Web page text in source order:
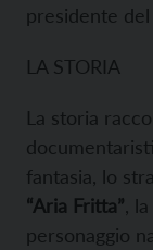
presidente
LA STORIA
La storia
fantasia, lo
“Aria Fritta” ,
personaggio